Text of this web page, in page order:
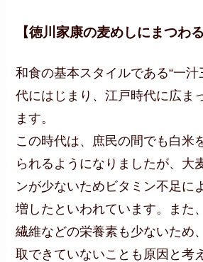
【徳川家康の麦めしにまつわ
和食の基本スタイルである“一汁
代にはじまり、江戸時代に広ま
ます。
この時代は、庶民の間でも白米
られるようになりましたが、大
ンが少ないためビタミン不足に
増したといわれています。また
繊維などの栄養素も少ないため
取できていないことも原因と考